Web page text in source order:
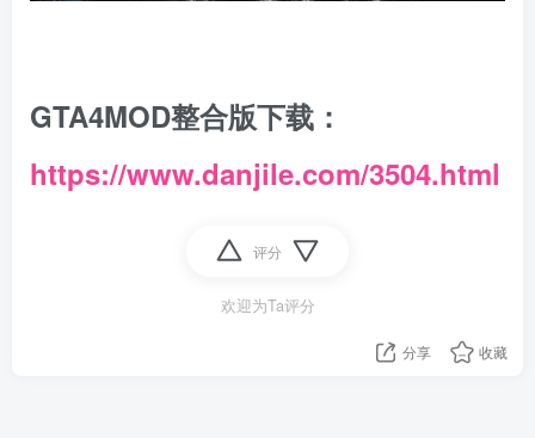
GTA4MOD整合版下载：
https://www.danjile.com/3504.html
评分
欢迎为Ta评分
分享 收藏